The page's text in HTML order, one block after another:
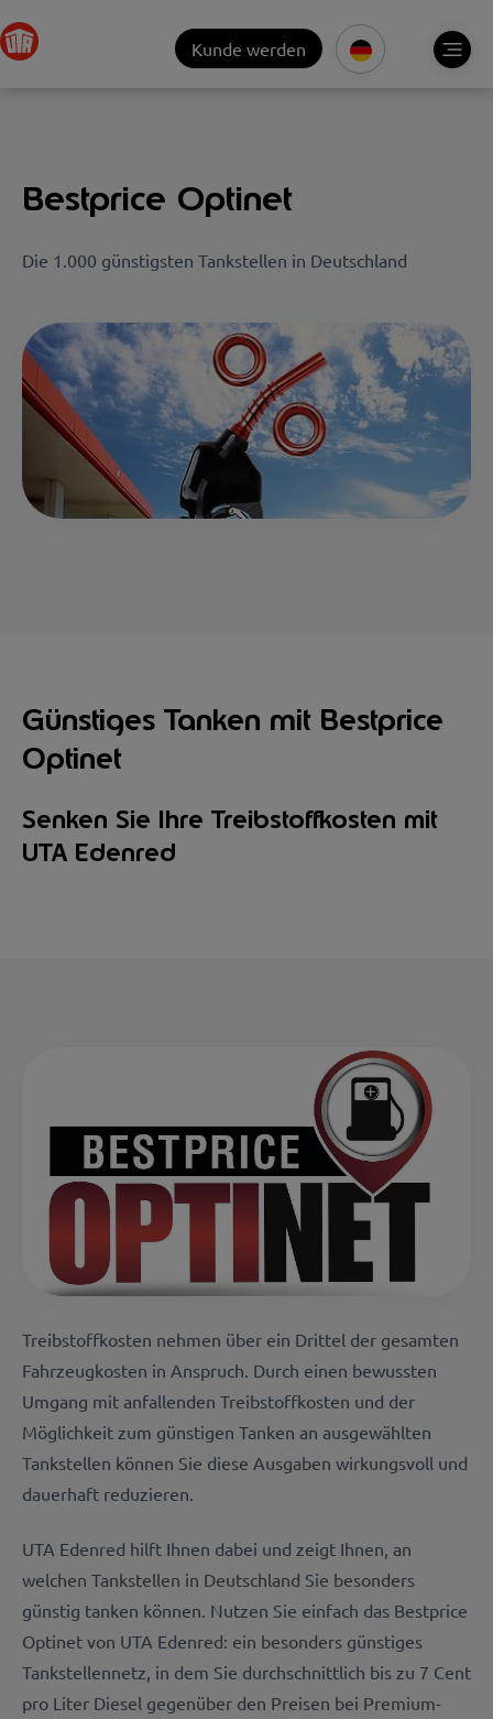
Kunde werden
Bestprice Optinet
Die 1.000 günstigsten Tankstellen in Deutschland
Günstiges Tanken mit Bestprice
Optinet
Senken Sie Ihre Treibstoffkosten mit
UTA Edenred
Treibstoffkosten nehmen über ein Drittel der gesamten
Fahrzeugkosten in Anspruch. Durch einen bewussten
Umgang mit anfallenden Treibstoffkosten und der
Möglichkeit zum günstigen Tanken an ausgewählten
Tankstellen können Sie diese Ausgaben wirkungsvoll und
dauerhaft reduzieren.
UTA Edenred hilft Ihnen dabei und zeigt Ihnen, an
welchen Tankstellen in Deutschland Sie besonders
günstig tanken können. Nutzen Sie einfach das Bestprice
Optinet von UTA Edenred: ein besonders günstiges
Tankstellennetz, in dem Sie durchschnittlich bis zu 7 Cent
pro Liter Diesel gegenüber den Preisen bei Premium-